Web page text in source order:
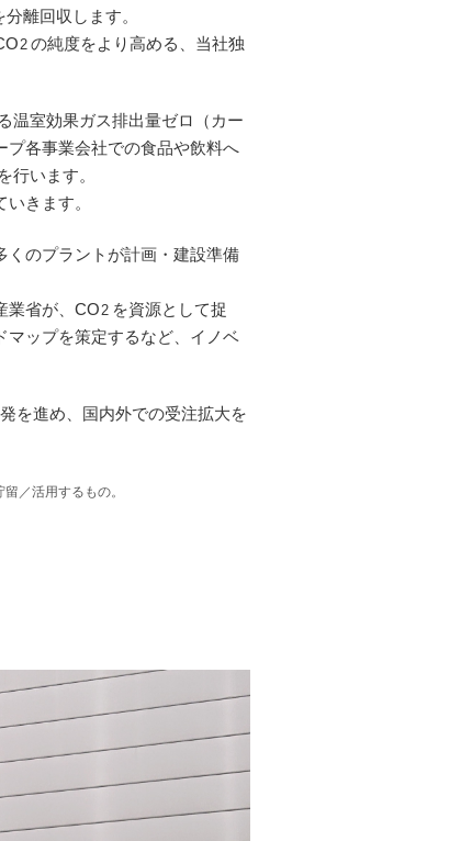
分離回収します。
2 の純度をより高める、当社独
温室効果ガス排出量ゼロ（カー
プ各事業会社での食品や飲料へ
行います。
きます。
くのプラントが計画・建設準備
業省が、CO2 を資源として捉
マップを策定するなど、イノベ
を進め、国内外での受注拡大を
／活用するもの。